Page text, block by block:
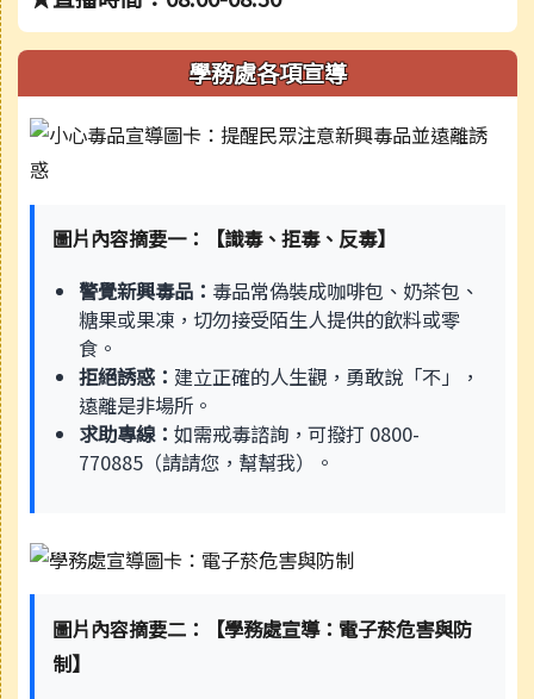
學務處各項宣導
圖片內容摘要一：【識毒、拒毒、反毒】
警覺新興毒品： 毒品常偽裝成咖啡包、奶茶包、
糖果或果凍，切勿接受陌生人提供的飲料或零
食。
拒絕誘惑： 建立正確的人生觀，勇敢說「不」，
遠離是非場所。
求助專線： 如需戒毒諮詢，可撥打 0800-
770885（請請您，幫幫我）。
圖片內容摘要二：【學務處宣導：電子菸危害與防
制】